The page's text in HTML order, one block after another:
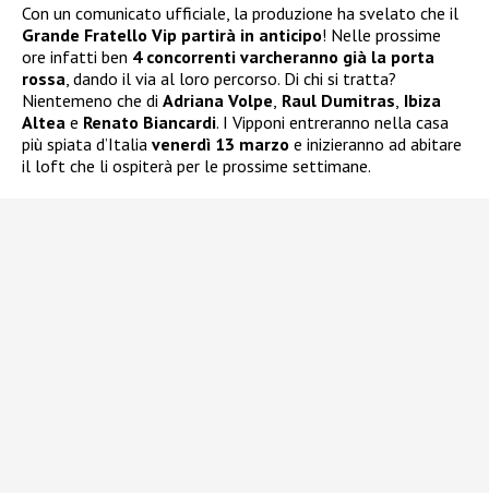
Con un comunicato ufficiale, la produzione ha svelato che il
Grande Fratello Vip partirà in anticipo! Nelle prossime
ore infatti ben 4 concorrenti varcheranno già la porta
rossa , dando il via al loro percorso. Di chi si tratta?
Nientemeno che di Adriana Volpe Raul Dumitras Ibiza
Altea e Renato Biancardi. I Vipponi entreranno nella casa
più spiata d’Italia venerdì 13 marzo e inizieranno ad abitare
il loft che li ospiterà per le prossime settimane.